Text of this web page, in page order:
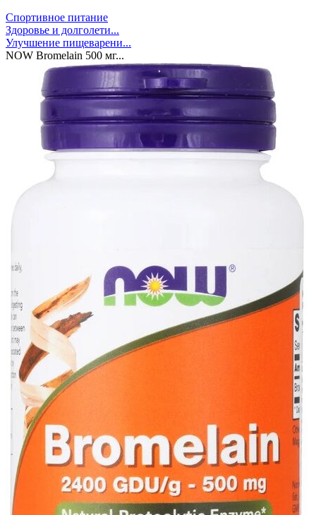
Спортивное питание
Здоровье и долголети...
Улучшение пищеварени...
NOW Bromelain 500 мг...